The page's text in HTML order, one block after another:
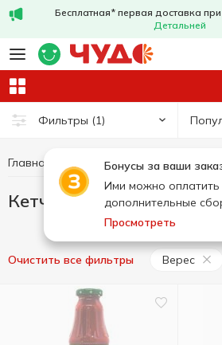
Бесплатная* первая доставка при
Детальней
Фильтры (1)
Бонусы за ваши
Ими можно оплатить
дополнительные
Просмотреть
Главная Соусы и специи Кетчуп
Кетчуп Верес
Очистить все фильтры Верес